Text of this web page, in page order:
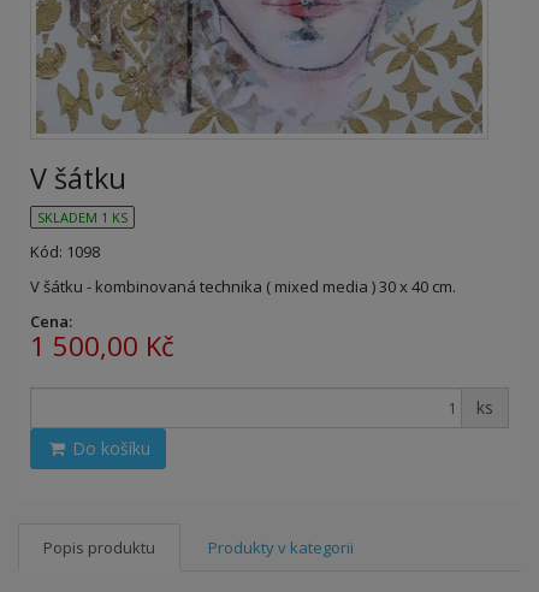
V šátku
SKLADEM 1 KS
Kód: 1098
V šátku - kombinovaná technika ( mixed media ) 30 x 40 cm.
Cena:
1 500,00 Kč
ks
Do košíku
Popis produktu Produkty v kategorii